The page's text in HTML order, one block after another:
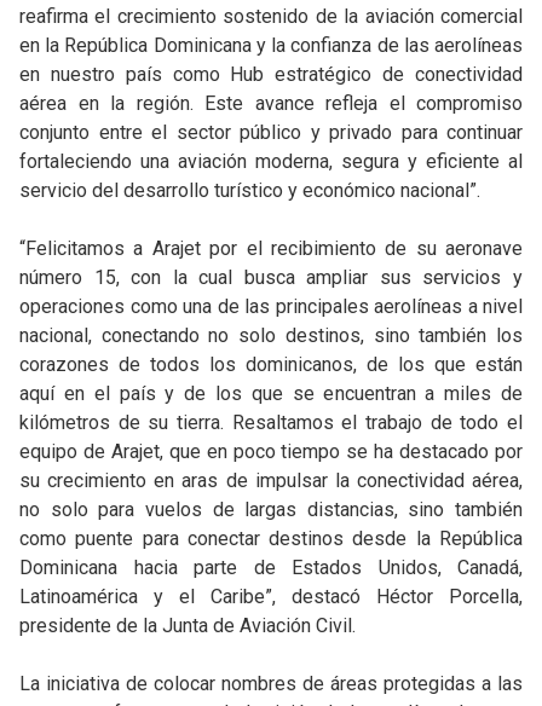
reafirma el crecimiento sostenido de la aviación comercial
en la República Dominicana y la confianza de las aerolíneas
en nuestro país como Hub estratégico de conectividad
aérea en la región. Este avance refleja el compromiso
conjunto entre el sector público y privado para continuar
fortaleciendo una aviación moderna, segura y eficiente al
servicio del desarrollo turístico y económico nacional”.
“Felicitamos a Arajet por el recibimiento de su aeronave
número 15, con la cual busca ampliar sus servicios y
operaciones como una de las principales aerolíneas a nivel
nacional, conectando no solo destinos, sino también los
corazones de todos los dominicanos, de los que están
aquí en el país y de los que se encuentran a miles de
kilómetros de su tierra. Resaltamos el trabajo de todo el
equipo de Arajet, que en poco tiempo se ha destacado por
su crecimiento en aras de impulsar la conectividad aérea,
no solo para vuelos de largas distancias, sino también
como puente para conectar destinos desde la República
Dominicana hacia parte de Estados Unidos, Canadá,
Latinoamérica y el Caribe”, destacó Héctor Porcella,
presidente de la Junta de Aviación Civil.
La iniciativa de colocar nombres de áreas protegidas a las